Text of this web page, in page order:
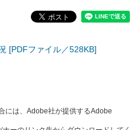
[PDFファイル／528KB]
には、Adobe社が提供するAdobe